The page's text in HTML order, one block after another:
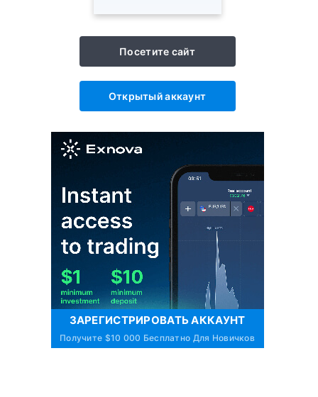
Посетите сайт
Открытый аккаунт
ЗАРЕГИСТРИРОВАТЬ АККАУНТ
Получите $10 000 Бесплатно Для Новичков